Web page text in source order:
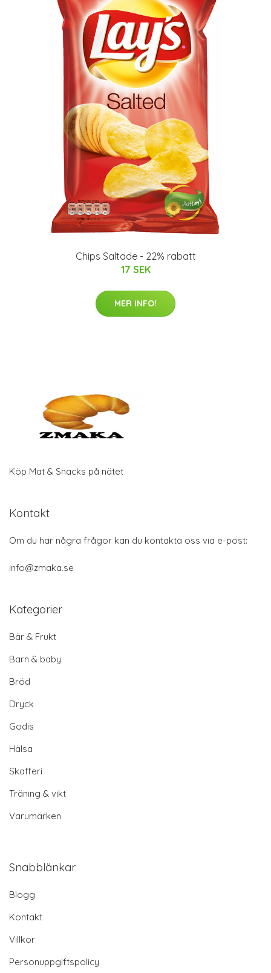
Chips Saltade - 22% rabatt
17 SEK
MER INFO!
Köp Mat & Snacks på nätet
Kontakt
Om du har några frågor kan du kontakta oss via e-post:
info@zmaka.se
Kategorier
Bär & Frukt
Barn & baby
Bröd
Dryck
Godis
Hälsa
Skafferi
Träning & vikt
Varumärken
Snabblänkar
Blogg
Kontakt
Villkor
Personuppgiftspolicy